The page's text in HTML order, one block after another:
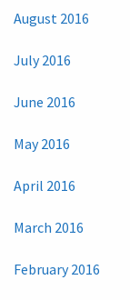
August 2016
July 2016
June 2016
May 2016
April 2016
March 2016
February 2016